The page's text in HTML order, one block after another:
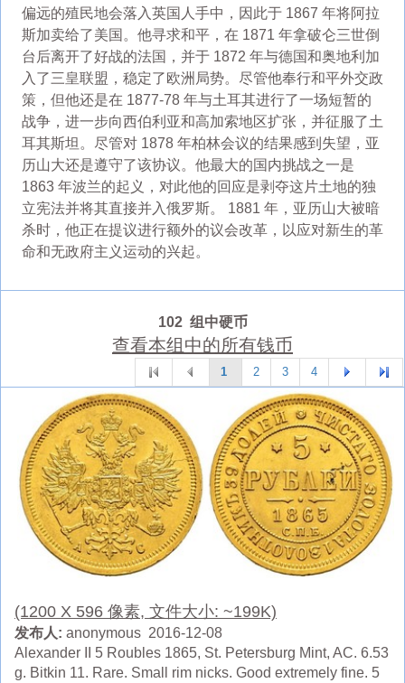
偏远的殖民地会落入英国人手中，因此于 1867 年将阿拉
斯加卖给了美国。他寻求和平，在 1871 年拿破仑三世倒
台后离开了好战的法国，并于 1872 年与德国和奥地利加
入了三皇联盟，稳定了欧洲局势。尽管他奉行和平外交政
策，但他还是在 1877-78 年与土耳其进行了一场短暂的
战争，进一步向西伯利亚和高加索地区扩张，并征服了土
耳其斯坦。尽管对 1878 年柏林会议的结果感到失望，亚
历山大还是遵守了该协议。他最大的国内挑战之一是
1863 年波兰的起义，对此他的回应是剥夺这片土地的独
立宪法并将其直接并入俄罗斯。 1881 年，亚历山大被暗
杀时，他正在提议进行额外的议会改革，以应对新生的革
命和无政府主义运动的兴起。
102 组中硬币
查看本组中的所有钱币
1 2 3 4
(1200 X 596 像素, 文件大小: ~199K)
发布人: anonymous 2016-12-08
Alexander II 5 Roubles 1865, St. Petersburg Mint, AC. 6.53
g. Bitkin 11. Rare. Small rim nicks. Good extremely fine. 5